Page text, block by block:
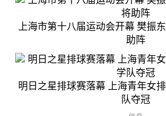
上海市第十八届运动会开幕 樊振
助阵
明日之星排球赛落幕 上海青年女
队夺冠